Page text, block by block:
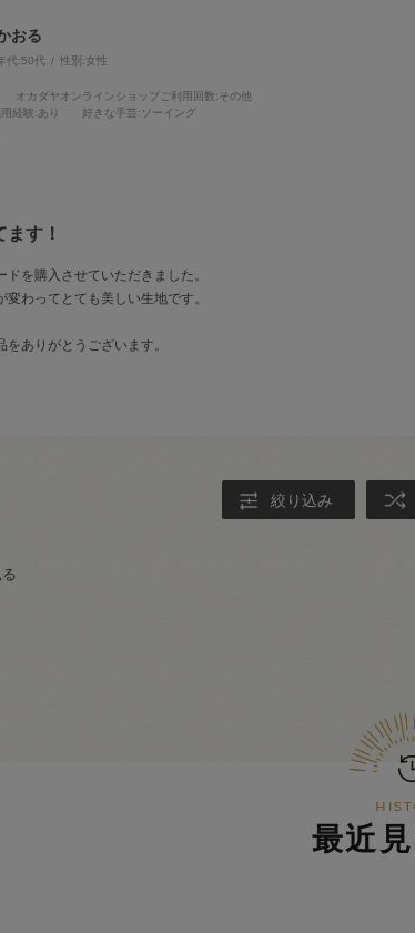
おる
代:50代 性別:女性
オカダヤオンラインショップご利用回数:その他
経験:あり 好きな手芸:ソーイング
す！
ドを購入させていただきました。
変わってとても美しい生地です。
をありがとうございます。
絞り込み
最近